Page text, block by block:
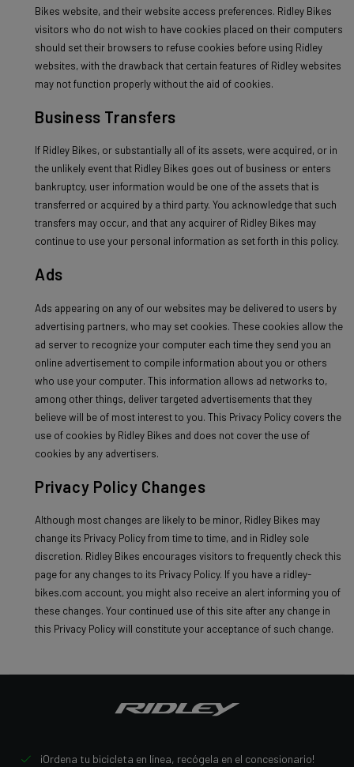
Bikes website, and their website access preferences. Ridley Bikes
visitors who do not wish to have cookies placed on their computers
should set their browsers to refuse cookies before using Ridley
websites, with the drawback that certain features of Ridley websites
may not function properly without the aid of cookies.
Business Transfers
If Ridley Bikes, or substantially all of its assets, were acquired, or in
the unlikely event that Ridley Bikes goes out of business or enters
bankruptcy, user information would be one of the assets that is
transferred or acquired by a third party. You acknowledge that such
transfers may occur, and that any acquirer of Ridley Bikes may
continue to use your personal information as set forth in this policy.
Ads
Ads appearing on any of our websites may be delivered to users by
advertising partners, who may set cookies. These cookies allow the
ad server to recognize your computer each time they send you an
online advertisement to compile information about you or others
who use your computer. This information allows ad networks to,
among other things, deliver targeted advertisements that they
believe will be of most interest to you. This Privacy Policy covers the
use of cookies by Ridley Bikes and does not cover the use of
cookies by any advertisers.
Privacy Policy Changes
Although most changes are likely to be minor, Ridley Bikes may
change its Privacy Policy from time to time, and in Ridley sole
discretion. Ridley Bikes encourages visitors to frequently check this
page for any changes to its Privacy Policy. If you have a ridley-
bikes.com account, you might also receive an alert informing you of
these changes. Your continued use of this site after any change in
this Privacy Policy will constitute your acceptance of such change.
¡Ordena tu bicicleta en línea, recógela en el concesionario!